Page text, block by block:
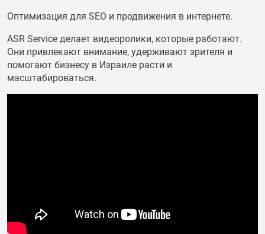
Оптимизация для SEO и продвижения в интернете.
ASR Service делает видеоролики, которые работают.
Они привлекают внимание, удерживают зрителя и
помогают бизнесу в Израиле расти и
масштабироваться.